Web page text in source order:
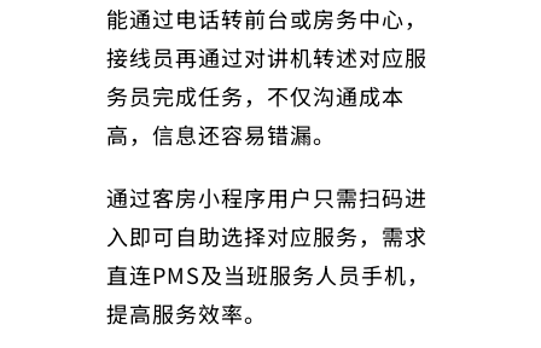
能通过电话转前台或房务中心，
接线员再通过对讲机转述对应服
务员完成任务，不仅沟通成本
高，信息还容易错漏。
通过客房小程序用户只需扫码进
入即可自助选择对应服务，需求
直连PMS及当班服务人员手机，
提高服务效率。